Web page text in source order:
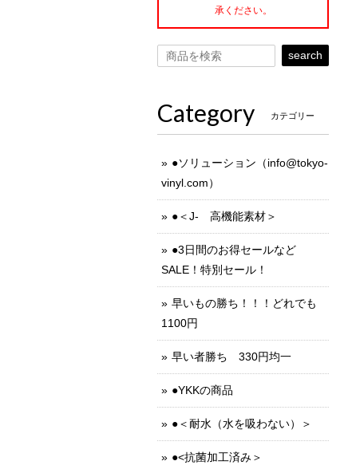
承ください。
search
Category カテゴリー
●ソリューション（info@tokyo-
vinyl.com）
●＜J- 高機能素材＞
●3日間のお得セールなど
SALE！特別セール！
早いもの勝ち！！！どれでも
1100円
早い者勝ち 330円均一
●YKKの商品
●＜耐水（水を吸わない）＞
●<抗菌加工済み＞